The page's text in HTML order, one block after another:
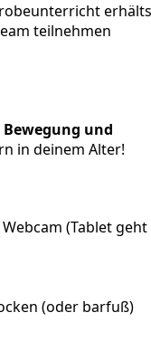
teilnehmen
Bewegung und
in deinem Alter!
(Tablet geht
(oder barfuß)